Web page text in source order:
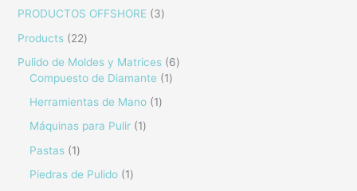
PRODUCTOS OFFSHORE
3
Products
22
Pulido de Moldes y Matrices
6
Compuesto de Diamante
1
Herramientas de Mano
1
Máquinas para Pulir
1
Pastas
1
Piedras de Pulido
1